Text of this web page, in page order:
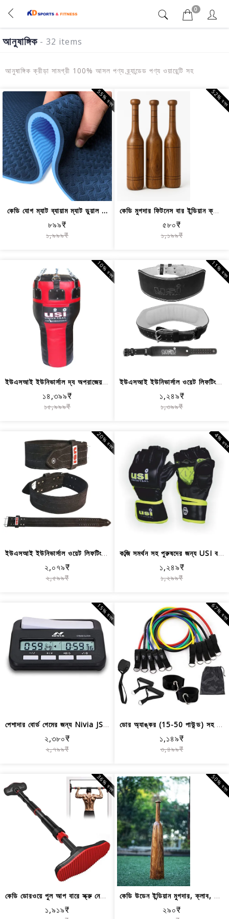
0
আনুষাঙ্গিক - 32 items
আনুষাঙ্গিক ক্রীড়া সামগ্রী 100% আসল পণ্য ব্র্যান্ডেড পণ্য ওয়ারেন্টি সহ
কেডি যোগ ম্যাট ব্যায়াম ম্যাট ডুয়াল ...
৮৯৯₹
১,৯৯৯₹
55% বন্ধ
কেডি মুগদার ফিটনেস বার ইন্ডিয়ান ক্লা...
৫৮০₹
১,১৯৯₹
52%
ইউএসআই ইউনিভার্সাল দ্য অপরাজেয় 626AB...
১৪,৩৯৯₹
১৫,৯৯৯₹
10% বন্ধ
ইউএসআই ইউনিভার্সাল ওয়েট লিফটিং বেল্ট...
১,২৪৯₹
১,৩৯৯₹
11%
ইউএসআই ইউনিভার্সাল ওয়েট লিফটিং বেল্ট...
২,০৭৯₹
২,৫৯৯₹
20% বন্ধ
কব্জি সমর্থন সহ পুরুষদের জন্য USI বক্...
১,২৪৯₹
১,২৯৯₹
4%
পেশাদার বোর্ড গেমের জন্য Nivia JS-230...
২,৩৮০₹
২,৭৯৯₹
15% বন্ধ
ডোর অ্যাঙ্কর (15-50 পাউন্ড) সহ কেডি র...
১,১৪৯₹
৩,৪৯৯₹
67%
কেডি ডোরওয়ে পুল আপ বারে স্ক্রু নেই, ...
১,৯১৯₹
36% বন্ধ
কেডি উডেন ইন্ডিয়ান মুগদার, ক্লাব, মি...
২৯০₹
50%